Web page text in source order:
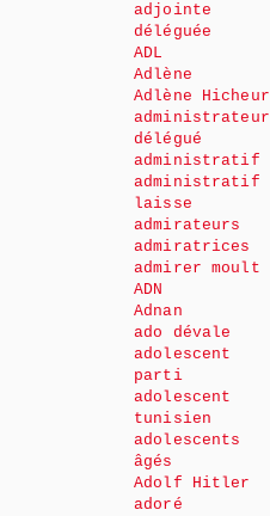
adjointe
déléguée
ADL
Adlène
Adlène Hicheur
administrateur
délégué
administratif
administratif
laisse
admirateurs
admiratrices
admirer moult
ADN
Adnan
ado dévale
adolescent
parti
adolescent
tunisien
adolescents
âgés
Adolf Hitler
adoré